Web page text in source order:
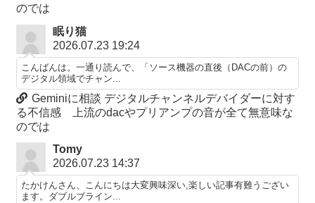
のでは
眠り猫
2026.07.23 19:24
こんばんは。一通り読んで、「ソース機器の直後（DACの前）の
デジタル領域でチャン...
Geminiに相談 デジタルチャンネルデバイダーに対す
る不信感 上流のdacやプリアンプの音が全て無意味な
のでは
Tomy
2026.07.23 14:37
たかけんさん、こんにちは大変興味深い,楽しい記事有難うござい
ます。ダブルブライン...